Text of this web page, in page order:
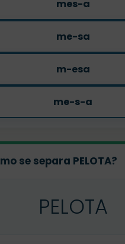
mes-a
me-sa
m-esa
me-s-a
se separa PELOTA?
PELOTA